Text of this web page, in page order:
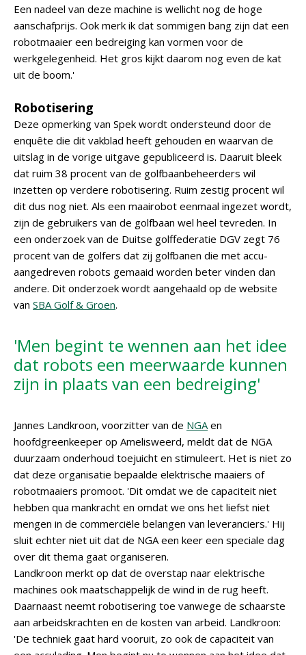
Een nadeel van deze machine is wellicht nog de hoge
aanschafprijs. Ook merk ik dat sommigen bang zijn dat een
robotmaaier een bedreiging kan vormen voor de
werkgelegenheid. Het gros kijkt daarom nog even de kat
uit de boom.'
Robotisering
Deze opmerking van Spek wordt ondersteund door de
enquête die dit vakblad heeft gehouden en waarvan de
uitslag in de vorige uitgave gepubliceerd is. Daaruit bleek
dat ruim 38 procent van de golfbaanbeheerders wil
inzetten op verdere robotisering. Ruim zestig procent wil
dit dus nog niet. Als een maairobot eenmaal ingezet wordt,
zijn de gebruikers van de golfbaan wel heel tevreden. In
een onderzoek van de Duitse golffederatie DGV zegt 76
procent van de golfers dat zij golfbanen die met accu-
aangedreven robots gemaaid worden beter vinden dan
andere. Dit onderzoek wordt aangehaald op de website
van SBA Golf & Groen.
'Men begint te wennen aan het idee
dat robots een meerwaarde kunnen
zijn in plaats van een bedreiging'
Jannes Landkroon, voorzitter van de NGAen
hoofdgreenkeeper op Amelisweerd, meldt dat de NGA
duurzaam onderhoud toejuicht en stimuleert. Het is niet zo
dat deze organisatie bepaalde elektrische maaiers of
robotmaaiers promoot. 'Dit omdat we de capaciteit niet
hebben qua mankracht en omdat we ons het liefst niet
mengen in de commerciële belangen van leveranciers.' Hij
sluit echter niet uit dat de NGA een keer een speciale dag
over dit thema gaat organiseren.
Landkroon merkt op dat de overstap naar elektrische
machines ook maatschappelijk de wind in de rug heeft.
Daarnaast neemt robotisering toe vanwege de schaarste
aan arbeidskrachten en de kosten van arbeid. Landkroon:
'De techniek gaat hard vooruit, zo ook de capaciteit van